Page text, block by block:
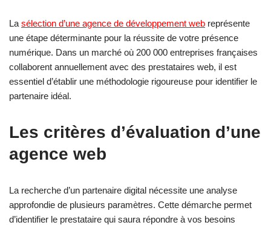
La sélection d’une agence de développement web représente
une étape déterminante pour la réussite de votre présence
numérique. Dans un marché où 200 000 entreprises françaises
collaborent annuellement avec des prestataires web, il est
essentiel d’établir une méthodologie rigoureuse pour identifier le
partenaire idéal.
Les critères d’évaluation d’une
agence web
La recherche d’un partenaire digital nécessite une analyse
approfondie de plusieurs paramètres. Cette démarche permet
d’identifier le prestataire qui saura répondre à vos besoins